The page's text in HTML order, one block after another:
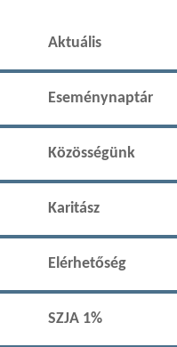
Aktuális
Eseménynaptár
Közösségünk
Karitász
Elérhetőség
SZJA 1%